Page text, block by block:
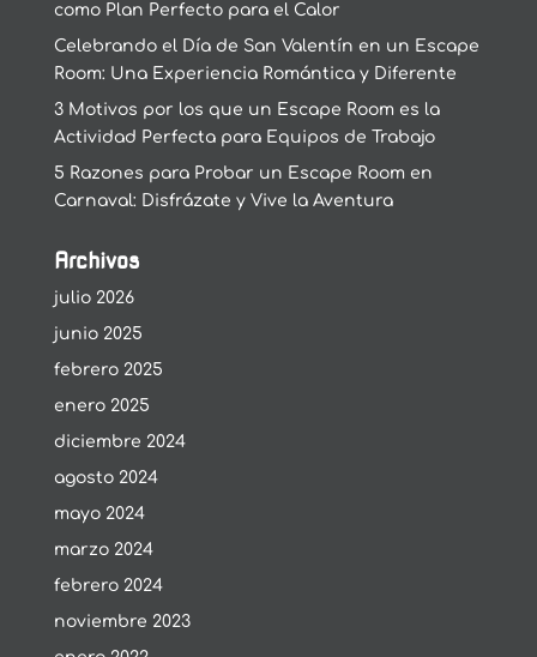
como Plan Perfecto para el Calor
Celebrando el Día de San Valentín en un Escape
Room: Una Experiencia Romántica y Diferente
3 Motivos por los que un Escape Room es la
Actividad Perfecta para Equipos de Trabajo
5 Razones para Probar un Escape Room en
Carnaval: Disfrázate y Vive la Aventura
Archivos
julio 2026
junio 2025
febrero 2025
enero 2025
diciembre 2024
agosto 2024
mayo 2024
marzo 2024
febrero 2024
noviembre 2023